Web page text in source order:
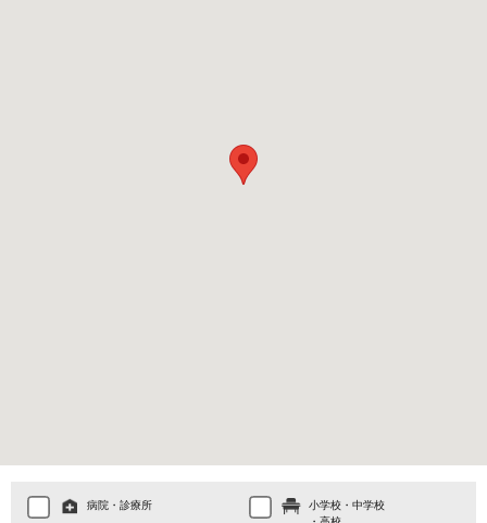
病院・診療所
小学校・中学校